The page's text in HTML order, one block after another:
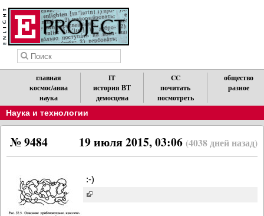
главная
космос/авиа
наука
IT
история ВТ
демосцена
CC
почитать
посмотреть
общество
разное
Наука и технологии
19 июля 2015, 03:06 (4038 дней назад)
№ 9484
:-)